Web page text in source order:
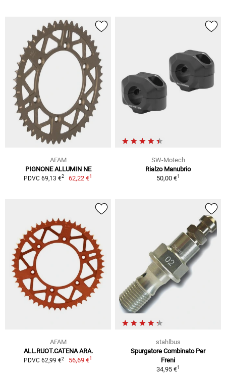
AFAM
PIGNONE ALLUMIN NE
PDVC 69,13 €2 62,22 €1
SW-Motech
Rialzo Manubrio
50,00 €1
AFAM
ALL.RUOT.CATENA ARA.
PDVC 62,99 €2 56,69 €1
stahlbus
Spurgatore Combinato Per
Freni
34,95 €1